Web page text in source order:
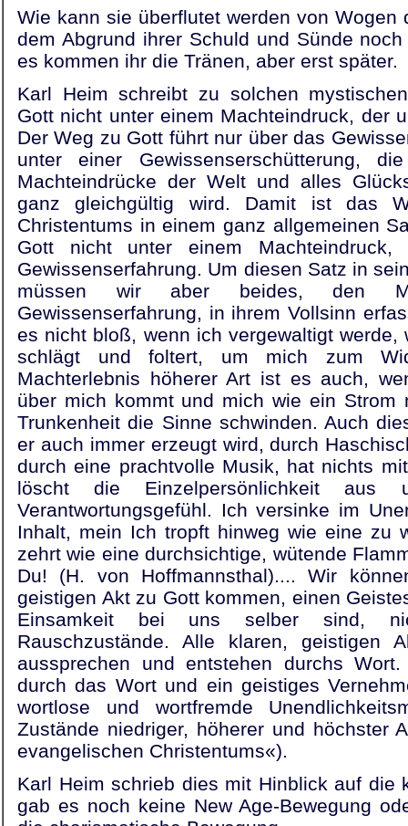
Wie kann sie überflutet werden von Wogen
dem Abgrund ihrer Schuld und Sünde
es kommen ihr die Tränen, aber erst später.
Karl Heim schreibt zu solchen
Gott nicht unter einem Machteindruck, der
Der Weg zu Gott führt nur über das
unter einer Gewissenserschütterung,
Machteindrücke der Welt und alles
ganz gleichgültig wird. Damit ist das
Christentums in einem ganz allgemeinen
Gott nicht unter einem
Gewissenserfahrung. Um diesen Satz in
müssen wir aber beides, den
Gewissenserfahrung, in ihrem Vollsinn
es nicht bloß, wenn ich vergewaltigt
schlägt und foltert, um mich zum
Machterlebnis höherer Art ist es auch,
über mich kommt und mich wie ein
Trunkenheit die Sinne schwinden. Auch
er auch immer erzeugt wird, durch
durch eine prachtvolle Musik, hat nichts
löscht die Einzelpersönlichkeit
Verantwortungsgefühl. Ich versinke im
Inhalt, mein Ich tropft hinweg wie eine zu
zehrt wie eine durchsichtige, wütende
Du! (H. von Hoffmannsthal).... Wir
geistigen Akt zu Gott kommen, einen
Einsamkeit bei uns selber sind,
Rauschzustände. Alle klaren, geistigen
aussprechen und entstehen durchs
durch das Wort und ein geistiges
wortlose und wortfremde
Zustände niedriger, höherer und höchster
evangelischen Christentums«).
Karl Heim schrieb dies mit Hinblick auf die
gab es noch keine New Age-Bewegung